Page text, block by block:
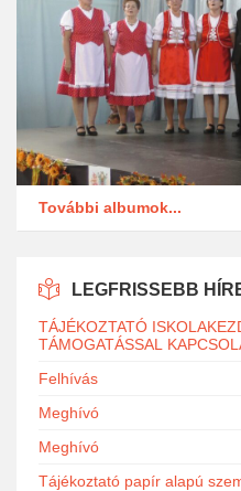
További albumok...
LEGFRISSEBB
TÁJÉKOZTATÓ
TÁMOGATÁSSAL
Felhívás
Meghívó
Meghívó
Tájékoztató papír alapú